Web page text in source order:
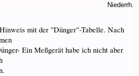
Niederrh.
mit der "Dünger"-Tabelle. Nach
Ein Meßgerät habe ich nicht aber